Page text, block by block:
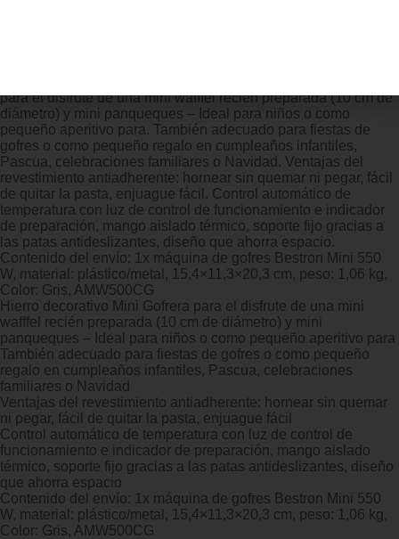
para el disfrute de una mini wafffel recién preparada (10 cm de
diámetro) y mini panqueques – Ideal para niños o como
pequeño aperitivo para. También adecuado para fiestas de
gofres o como pequeño regalo en cumpleaños infantiles,
Pascua, celebraciones familiares o Navidad. Ventajas del
revestimiento antiadherente: hornear sin quemar ni pegar, fácil
de quitar la pasta, enjuague fácil. Control automático de
temperatura con luz de control de funcionamiento e indicador
de preparación, mango aislado térmico, soporte fijo gracias a
las patas antideslizantes, diseño que ahorra espacio.
Contenido del envío: 1x máquina de gofres Bestron Mini 550
W, material: plástico/metal, 15,4×11,3×20,3 cm, peso: 1,06 kg,
Color: Gris, AMW500CG
Hierro decorativo Mini Gofrera para el disfrute de una mini
wafffel recién preparada (10 cm de diámetro) y mini
panqueques – Ideal para niños o como pequeño aperitivo para
También adecuado para fiestas de gofres o como pequeño
regalo en cumpleaños infantiles, Pascua, celebraciones
familiares o Navidad
Ventajas del revestimiento antiadherente: hornear sin quemar
ni pegar, fácil de quitar la pasta, enjuague fácil
Control automático de temperatura con luz de control de
funcionamiento e indicador de preparación, mango aislado
térmico, soporte fijo gracias a las patas antideslizantes, diseño
que ahorra espacio
Contenido del envío: 1x máquina de gofres Bestron Mini 550
W, material: plástico/metal, 15,4×11,3×20,3 cm, peso: 1,06 kg,
Color: Gris, AMW500CG